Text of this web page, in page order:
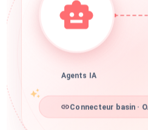
Agents IA
Connecteur basin ·